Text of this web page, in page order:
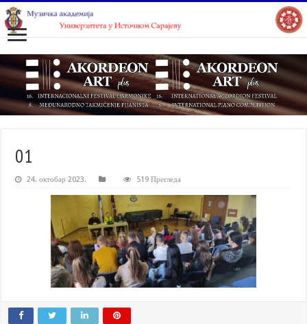
01
24. октобар 2023. 519 Прегледа